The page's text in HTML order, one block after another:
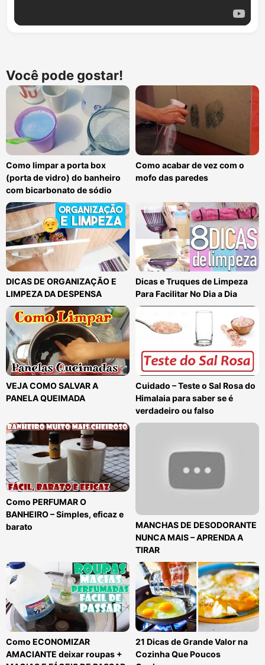
Você pode gostar!
Como limpar a porta box
(porta de vidro) do banheiro
com bicarbonato de sódio
Como acabar de vez com o
mofo das paredes
DICAS DE ORGANIZAÇÃO E
LIMPEZA DA DESPENSA
Dicas e Truques de Limpeza
Para Facilitar No Dia a Dia
VEJA COMO SALVAR A
PANELA QUEIMADA
Cuidado – Teste o Sal Rosa do
Himalaia para saber se é
verdadeiro ou falso
Como PERFUMAR O
BANHEIRO – Simples, eficaz e
barato
MANCHAS DE DESODORANTE
NUNCA MAIS – APRENDA A
TIRAR
Como ECONOMIZAR
AMACIANTE deixar roupas +
21 Dicas de Grande Valor na
Cozinha Que Poucos